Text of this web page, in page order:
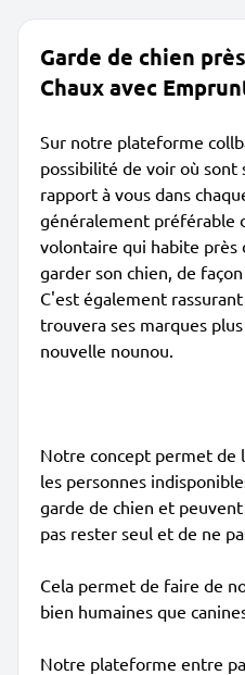
Garde de chien
Chaux avec
Sur notre plateforme
possibilité de voir où sont
rapport à vous dans
généralement préférable
volontaire qui habite près
garder son chien, de
C'est également
trouvera ses marques
nouvelle nounou.
Notre concept permet de
les personnes
garde de chien et
pas rester seul et de ne
Cela permet de faire de
bien humaines que
Notre plateforme entre